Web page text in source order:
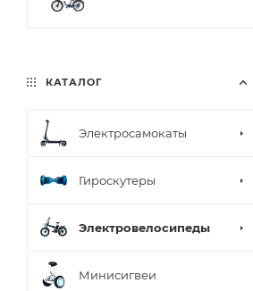
КАТАЛОГ
Электросамокаты
Гироскутеры
Электровелосипеды
Минисигвеи